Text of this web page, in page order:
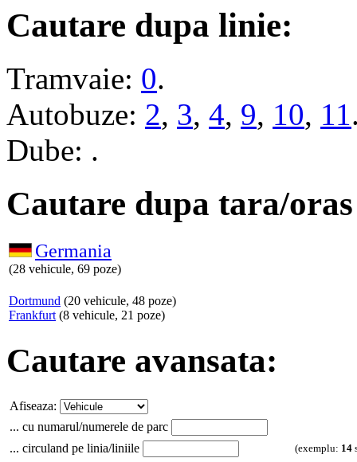
Cautare dupa linie:
Tramvaie: 0.
Autobuze: 2, 3, 4, 9, 10, 11
Dube: .
Cautare dupa tara/
Germania
(28 vehicule, 69 poze)
Dortmund (20 vehicule, 48 poze)
Frankfurt(8 vehicule, 21 poze)
Cautare avansata:
Afiseaza:
... cu numarul/numerele de parc
... circuland pe linia/liniile
(exemplu: 14